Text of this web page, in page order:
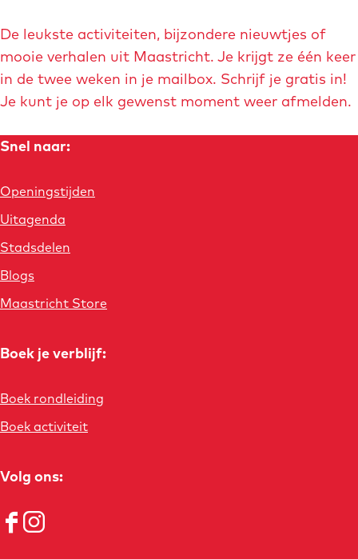
De leukste activiteiten, bijzondere nieuwtjes of
mooie verhalen uit Maastricht. Je krijgt ze één keer
in de twee weken in je mailbox. Schrijf je gratis in!
Je kunt je op elk gewenst moment weer afmelden.
Snel naar:
Openingstijden
Uitagenda
Stadsdelen
Blogs
Maastricht Store
Boek je verblijf:
Boek rondleiding
Boek activiteit
Volg ons:
I